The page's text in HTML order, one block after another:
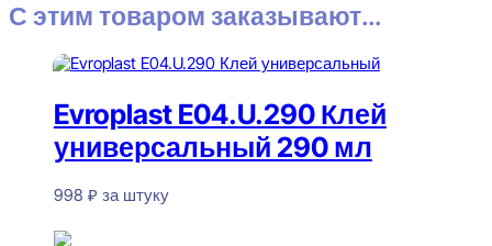
С этим товаром заказывают...
Evroplast E04.U.290 Клей
универсальный 290 мл
998 ₽ за штуку